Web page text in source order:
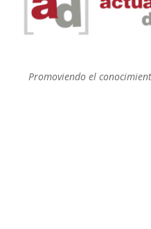
Promoviendo el